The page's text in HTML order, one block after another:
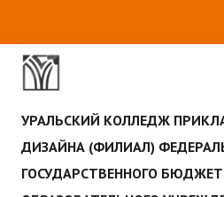
УРАЛЬСКИЙ КОЛЛЕДЖ
ДИЗАЙНА (ФИЛИАЛ)
ГОСУДАРСТВЕННОГО